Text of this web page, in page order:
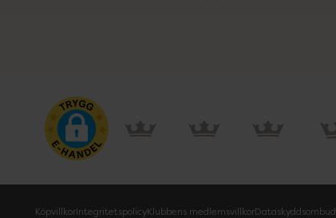
KöpvillkorIntegritetspolicyKlubbens medlemsvillkorDataskyddsombud